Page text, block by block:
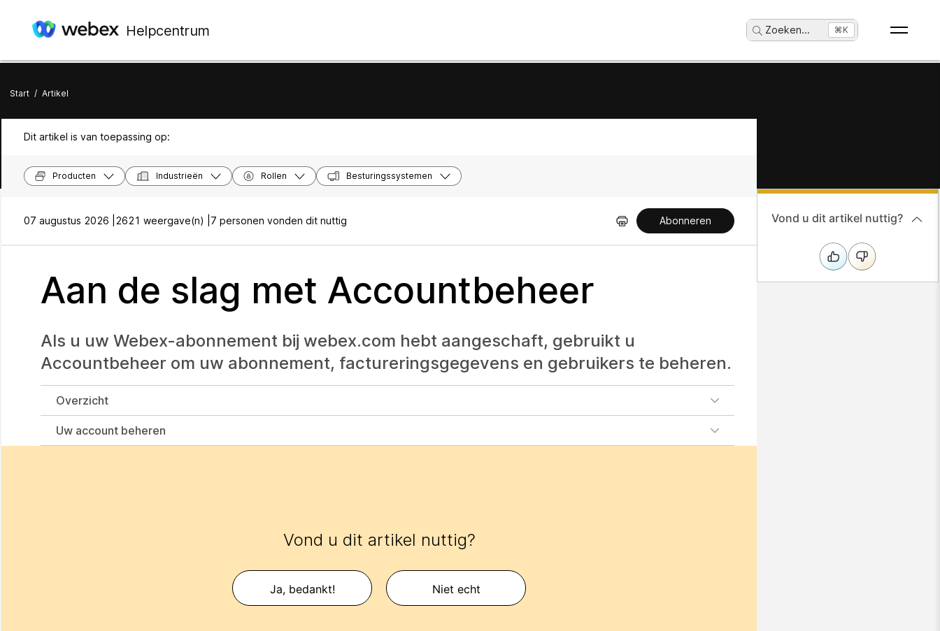
Helpcentrum Zoeken... ⌘K
Start / Artikel
Dit artikel is van toepassing op:
Producten Industrieën Rollen Besturingssystemen
07 augustus 2026 | 2621 weergave(n) | 7 personen vonden dit nuttig Abonneren
Aan de slag met Accountbeheer
Als u uw Webex-abonnement bij webex.com hebt aangeschaft, gebruikt u
Accountbeheer om uw abonnement, factureringsgegevens en gebruikers te beheren.
Overzicht
Uw account beheren
Vond u dit artikel nuttig?
Ja, bedankt! Niet echt
Vond u dit artikel nuttig?